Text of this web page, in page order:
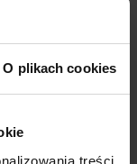
O plikach cookies
treści